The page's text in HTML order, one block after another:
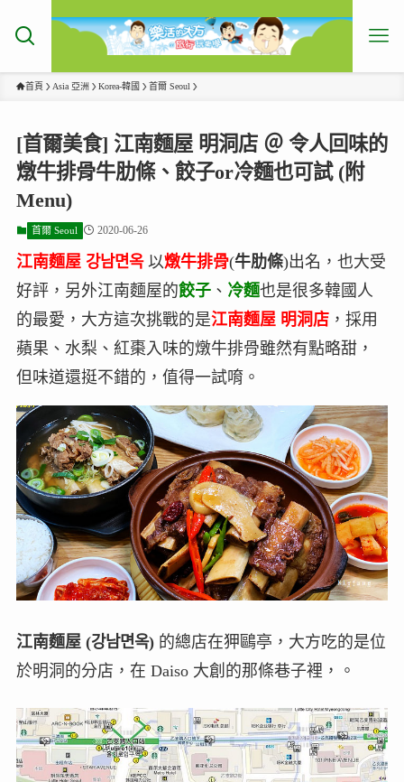
首頁 Asia 亞洲 Korea-韓國 首爾 Seoul
[首爾美食] 江南麵屋 明洞店 ＠ 令人回味的
燉牛排骨牛肋條、餃子or冷麵也可試 (附
Menu)
首爾 Seoul 2020-06-26
江南麵屋 강남면옥以燉牛排骨(牛肋條)出名，也大受
好評，另外江南麵屋的餃子、 冷麵也是很多韓國人
的最愛，大方這次挑戰的是江南麵屋 明洞店，採用
蘋果、水梨、紅棗入味的燉牛排骨雖然有點略甜，
但味道還挺不錯的，值得一試唷。
江南麵屋 (강남면옥)的總店在狎鷗亭，大方吃的是位
於明洞的分店，在 Daiso 大創的那條巷子裡，。